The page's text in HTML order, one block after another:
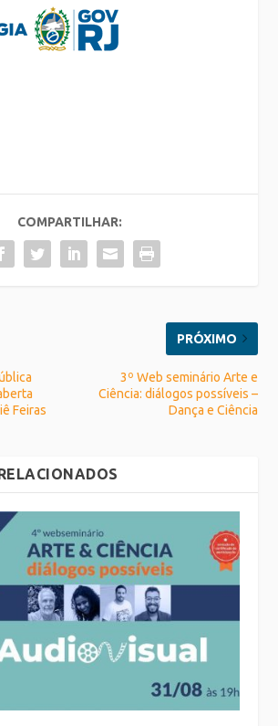
COMPARTILHAR:
Feiras
PRÓXIMO
3º Web seminário Arte e
Ciência: diálogos possíveis –
Dança e Ciência